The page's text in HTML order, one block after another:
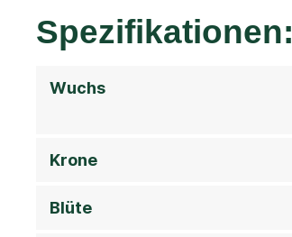
Spezifikationen:
Wuchs
Krone
Blüte